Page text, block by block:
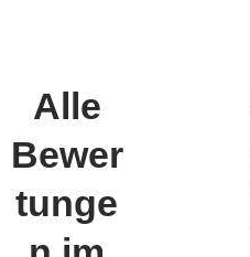
Alle
Bewer
tunge